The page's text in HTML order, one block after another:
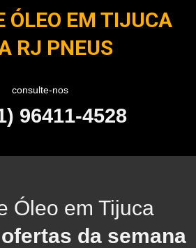
ÓLEO EM TIJUCA
RJ PNEUS
consulte-nos
96411-4528
Óleo em Tijuca
da semana